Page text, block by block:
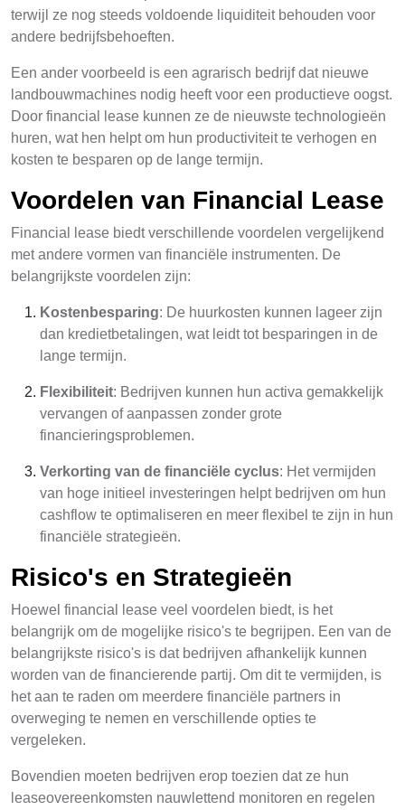
terwijl ze nog steeds voldoende liquiditeit behouden voor
andere bedrijfsbehoeften.
Een ander voorbeeld is een agrarisch bedrijf dat nieuwe
landbouwmachines nodig heeft voor een productieve oogst.
Door financial lease kunnen ze de nieuwste technologieën
huren, wat hen helpt om hun productiviteit te verhogen en
kosten te besparen op de lange termijn.
Voordelen van Financial Lease
Financial lease biedt verschillende voordelen vergelijkend
met andere vormen van financiële instrumenten. De
belangrijkste voordelen zijn:
Kostenbesparing: De huurkosten kunnen lageer zijn
dan kredietbetalingen, wat leidt tot besparingen in de
lange termijn.
Flexibiliteit: Bedrijven kunnen hun activa gemakkelijk
vervangen of aanpassen zonder grote
financieringsproblemen.
Verkorting van de financiële cyclus: Het vermijden
van hoge initieel investeringen helpt bedrijven om hun
cashflow te optimaliseren en meer flexibel te zijn in hun
financiële strategieën.
Risico's en Strategieën
Hoewel financial lease veel voordelen biedt, is het
belangrijk om de mogelijke risico's te begrijpen. Een van de
belangrijkste risico's is dat bedrijven afhankelijk kunnen
worden van de financierende partij. Om dit te vermijden, is
het aan te raden om meerdere financiële partners in
overweging te nemen en verschillende opties te
vergeleken.
Bovendien moeten bedrijven erop toezien dat ze hun
leaseovereenkomsten nauwlettend monitoren en regelen